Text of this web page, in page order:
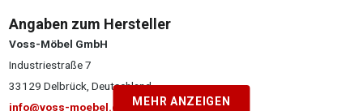
Angaben zum Hersteller
Voss-Möbel GmbH
Industriestraße 7
33129 Delbrück, Deutschland
info@voss-moebel.de
MEHR ANZEIGEN